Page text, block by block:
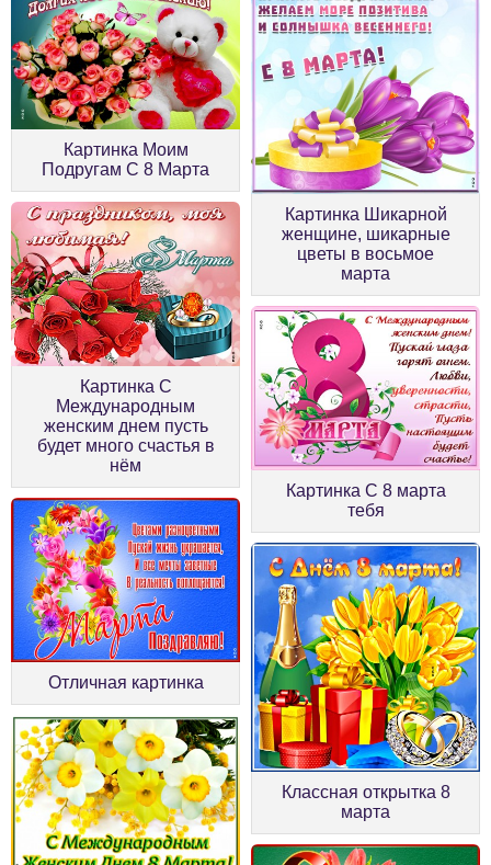
Картинка Моим
Подругам С 8 Марта
Картинка Шикарной
женщине, шикарные
цветы в восьмое
марта
Картинка С
Международным
женским днем пусть
будет много счастья в
нём
Картинка С 8 марта
тебя
Отличная картинка
Классная открытка 8
марта